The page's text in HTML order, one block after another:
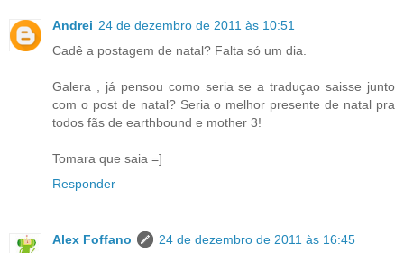
Andrei 24 de dezembro de 2011 às 10:51
Cadê a postagem de natal? Falta só um dia.
Galera , já pensou como seria se a traduçao saisse junto
com o post de natal? Seria o melhor presente de natal pra
todos fãs de earthbound e mother 3!
Tomara que saia =]
Responder
Alex Foffano
24 de dezembro de 2011 às 16:45